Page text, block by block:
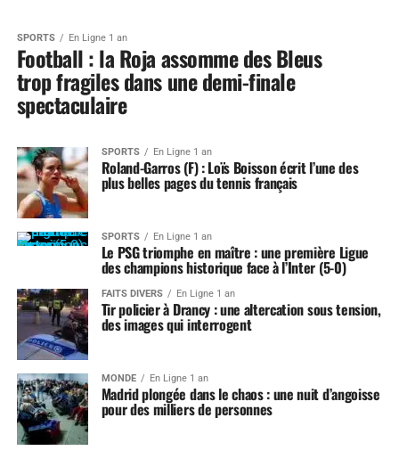
SPORTS En Ligne 1 an
Football : la Roja assomme des Bleus
trop fragiles dans une demi-finale
spectaculaire
SPORTS En Ligne 1 an
Roland-Garros (F) : Loïs Boisson écrit l’une des
plus belles pages du tennis français
SPORTS En Ligne 1 an
Le PSG triomphe en maître : une première Ligue
des champions historique face à l’Inter (5-0)
FAITS DIVERS En Ligne 1 an
Tir policier à Drancy : une altercation sous tension,
des images qui interrogent
MONDE En Ligne 1 an
Madrid plongée dans le chaos : une nuit d’angoisse
pour des milliers de personnes